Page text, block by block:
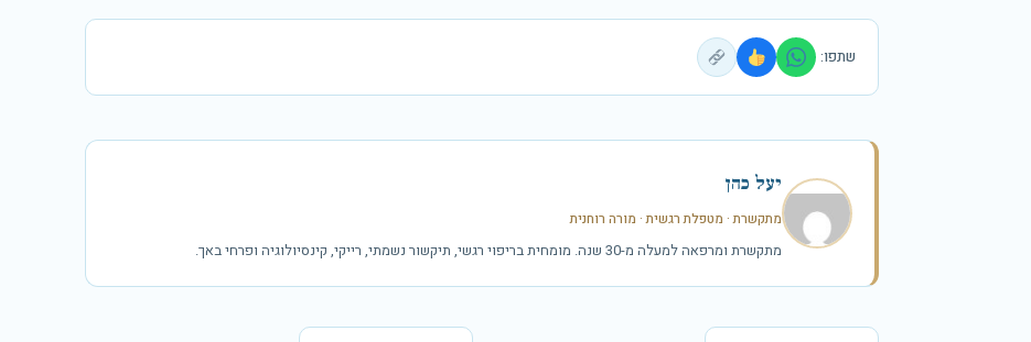
שתפו:
יעל כהן
מתקשרת · מטפלת רגשית · מורה רוחנית
מתקשרת ומרפאה למעלה מ-30 שנה. מומחית בריפוי רגשי, תיקשור נשמתי, רייקי, קינסיולוגיה ופרחי באך.